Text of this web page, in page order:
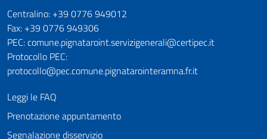
Numeri utili
Centralino: +39 0776 949012
Fax: +39 0776 949306
PEC: comune.pignataroint.servizigenerali@certipec.it
Protocollo PEC:
protocollo@pec.comune.pignatarointeramna.fr.it
Leggi le FAQ
Prenotazione appuntamento
Segnalazione disservizio